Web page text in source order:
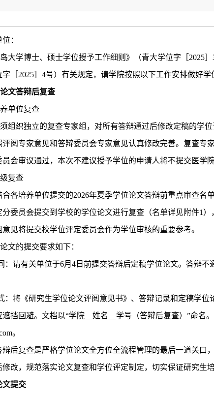
：
大学博士、硕士学位授予工作细则》（青大学位字［ 2025
［ 2025 4号）有关规定，请学院按照以下工作安排做好学
文答辩后复查
养单位复查
组织独立的复查专家组，对所有答辩通过后修改定稿的学
阅专家意见和答辩委员会专家意见认真修改完善。复查专
会审议通过，本次不建议授予学位的申请人将不提交医学
级复查
合各培养单位提交的2026年夏季学位论文答辩前重点审查名
委员会提交到学校的学位论文进行复查（名单详见附件1 ）
见将提交校学位评定委员会作为学位审核的重要参考。
文的提交要求如下：
：请有关单位于6月 4 日前提交答辩后定稿学位论文。答辩
：将《研究生学位论文评阅意见书》、答辩记录和定稿学位
挡回避。文档以“学院＿姓名＿学号（答辩后复查） ”命名
。
辩后复查是严格学位论文全方位全流程管理的最后一道关口
改，规范落实论文复查和学位评定制定，切实保证研究生
文提交